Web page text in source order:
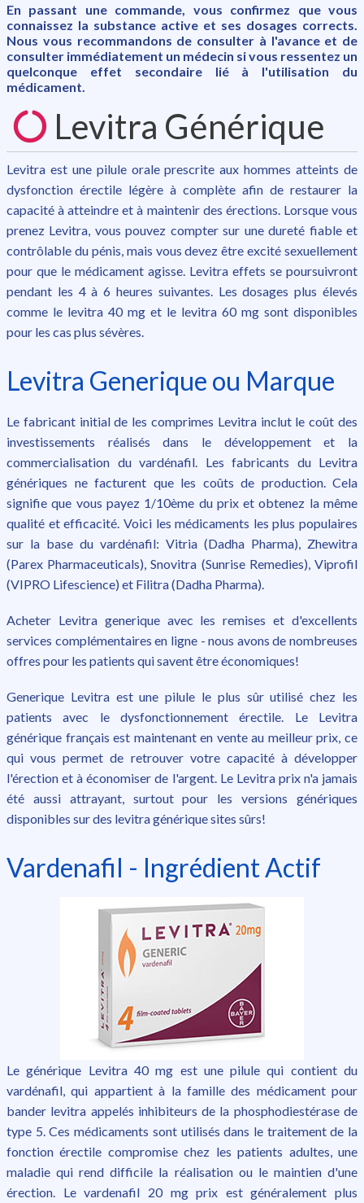
En passant une commande, vous confirmez que vous
connaissez la substance active et ses dosages corrects.
Nous vous recommandons de consulter à l'avance et de
consulter immédiatement un médecin si vous ressentez un
quelconque effet secondaire lié à l'utilisation du
médicament.
Levitra Générique
Levitra est une pilule orale prescrite aux hommes atteints de
dysfonction érectile légère à complète afin de restaurer la
capacité à atteindre et à maintenir des érections. Lorsque vous
prenez Levitra, vous pouvez compter sur une dureté fiable et
contrôlable du pénis, mais vous devez être excité sexuellement
pour que le médicament agisse. Levitra effets se poursuivront
pendant les 4 à 6 heures suivantes. Les dosages plus élevés
comme le levitra 40 mg et le levitra 60 mg sont disponibles
pour les cas plus sévères.
Levitra Generique ou Marque
Le fabricant initial de les comprimes Levitra inclut le coût des
investissements réalisés dans le développement et la
commercialisation du vardénafil. Les fabricants du Levitra
génériques ne facturent que les coûts de production. Cela
signifie que vous payez 1/10ème du prix et obtenez la même
qualité et efficacité. Voici les médicaments les plus populaires
sur la base du vardénafil: Vitria (Dadha Pharma), Zhewitra
(Parex Pharmaceuticals), Snovitra (Sunrise Remedies), Viprofil
(VIPRO Lifescience) et Filitra (Dadha Pharma).
Acheter Levitra generique avec les remises et d'excellents
services complémentaires en ligne - nous avons de nombreuses
offres pour les patients qui savent être économiques!
Generique Levitra est une pilule le plus sûr utilisé chez les
patients avec le dysfonctionnement érectile. Le Levitra
générique français est maintenant en vente au meilleur prix, ce
qui vous permet de retrouver votre capacité à développer
l'érection et à économiser de l'argent. Le Levitra prix n'a jamais
été aussi attrayant, surtout pour les versions génériques
disponibles sur des levitra générique sites sûrs!
Vardenafil - Ingrédient Actif
Le générique Levitra 40 mg est une pilule qui contient du
vardénafil, qui appartient à la famille des médicament pour
bander levitra appelés inhibiteurs de la phosphodiestérase de
type 5. Ces médicaments sont utilisés dans le traitement de la
fonction érectile compromise chez les patients adultes, une
maladie qui rend difficile la réalisation ou le maintien d'une
érection. Le vardenafil 20 mg prix est généralement plus